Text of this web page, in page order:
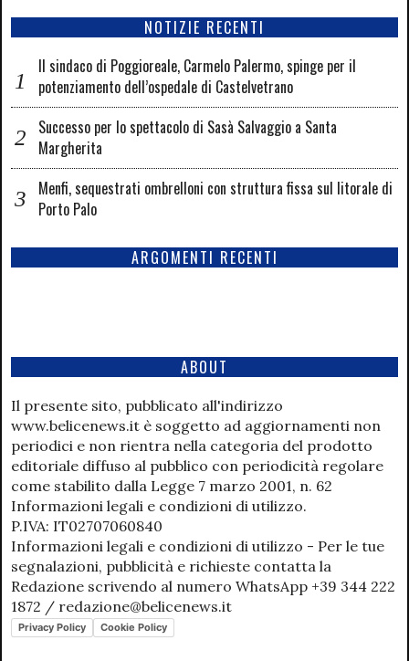
NOTIZIE RECENTI
Il sindaco di Poggioreale, Carmelo Palermo, spinge per il
potenziamento dell’ospedale di Castelvetrano
Successo per lo spettacolo di Sasà Salvaggio a Santa
Margherita
Menfi, sequestrati ombrelloni con struttura fissa sul litorale di
Porto Palo
ARGOMENTI RECENTI
ABOUT
Il presente sito, pubblicato all'indirizzo
www.belicenews.it è soggetto ad aggiornamenti non
periodici e non rientra nella categoria del prodotto
editoriale diffuso al pubblico con periodicità regolare
come stabilito dalla Legge 7 marzo 2001, n. 62
Informazioni legali e condizioni di utilizzo.
P.IVA: IT02707060840
Informazioni legali e condizioni di utilizzo - Per le tue
segnalazioni, pubblicità e richieste contatta la
Redazione scrivendo al numero WhatsApp +39 344 222
1872 / redazione@belicenews.it
Privacy Policy Cookie Policy